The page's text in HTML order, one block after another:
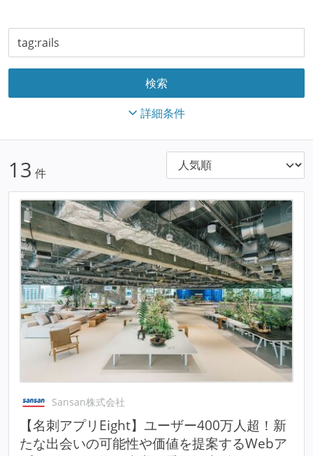
詳細条件
13 件
Sansan株式会社
【名刺アプリEight】ユーザー400万人超！新
たな出会いの可能性や価値を提案するWebア